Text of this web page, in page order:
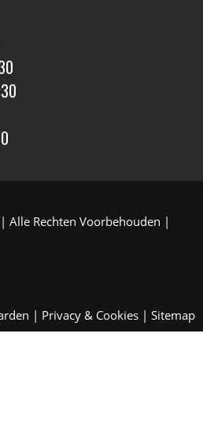
Alle Rechten Voorbehouden |
| Privacy & Cookies | Sitemap